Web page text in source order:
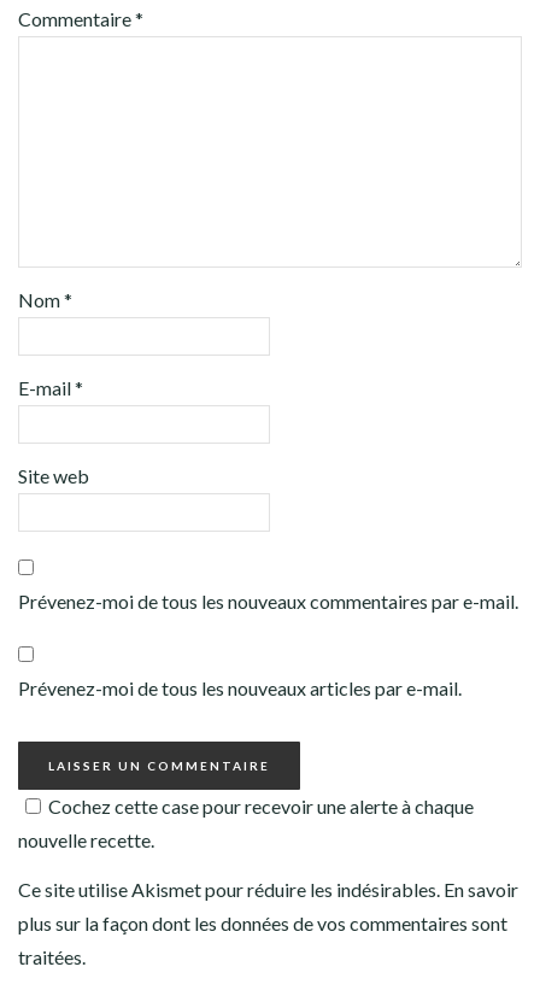
Commentaire*
Nom*
E-mail*
Site web
Prévenez-moi de tous les nouveaux commentaires par e-mail.
Prévenez-moi de tous les nouveaux articles par e-mail.
Cochez cette case pour recevoir une alerte à chaque
nouvelle recette.
Ce site utilise Akismet pour réduire les indésirables. En savoir
plus sur la façon dont les données de vos commentaires sont
traitées.